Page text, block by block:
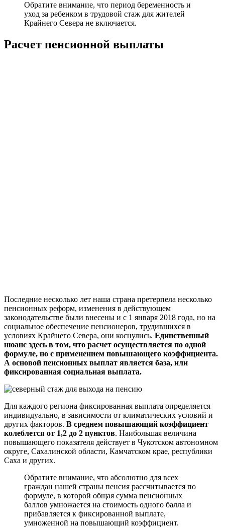
Обратите внимание, что период беременность и
уход за ребенком в трудовой стаж для жителей
Крайнего Севера не включается.
Расчет пенсионной выплаты
Последние несколько лет наша страна претерпела несколько
пенсионных реформ, изменения в действующем
законодательстве были внесены и с 1 января 2018 года, но на
социальное обеспечение пенсионеров, трудившихся в
условиях Крайнего Севера, они коснулись. Единственный
нюанс здесь в том, что расчет осуществляется по одной
формуле, но с применением повышающего коэффициента.
А основой пенсионных выплат является база, или
фиксированная социальная выплата.
Для каждого региона фиксированная выплата определяется
индивидуально, в зависимости от климатических условий и
других факторов. В среднем повышающий коэффициент
колеблется от 1,2 до 2 пунктов. Наибольшая величина
повышающего показателя действует в Чукотском автономном
округе, Сахалинской области, Камчатском крае, республики
Саха и других.
Обратите внимание, что абсолютно для всех
граждан нашей страны пенсия рассчитывается по
формуле, в которой общая сумма пенсионных
баллов умножается на стоимость одного балла и
прибавляется к фиксированной выплате,
умноженной на повышающий коэффициент.